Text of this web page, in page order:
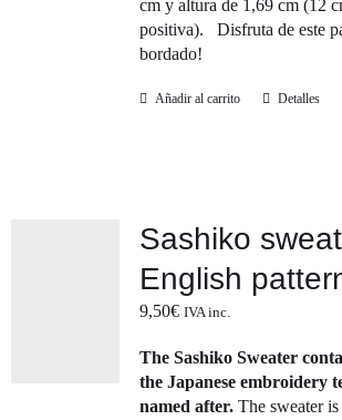
cm y altura de 1,69 cm (12
positiva). Disfruta de este
bordado!
Añadir al carrito Detalles
Sashiko
English
9,50€ IVA inc.
The Sashiko Sweater
the Japanese embroidery
named after.The sweater